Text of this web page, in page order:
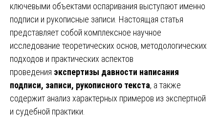
ключевыми объектами оспаривания выступают именно
подписи и рукописные записи. Настоящая статья
представляет собой комплексное научное
исследование теоретических основ, методологических
подходов и практических аспектов
проведения экспертизы давности написания
подписи, записи, рукописного текста, а также
содержит анализ характерных примеров из экспертной
и судебной практики.